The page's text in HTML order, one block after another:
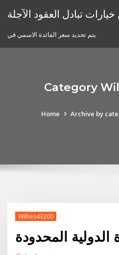
تبادل العقود الآجلة
يتم تحديد سعر الفائدة الاسمي في
Category
Home Archive by
Willies43200
الدولية المحدودة